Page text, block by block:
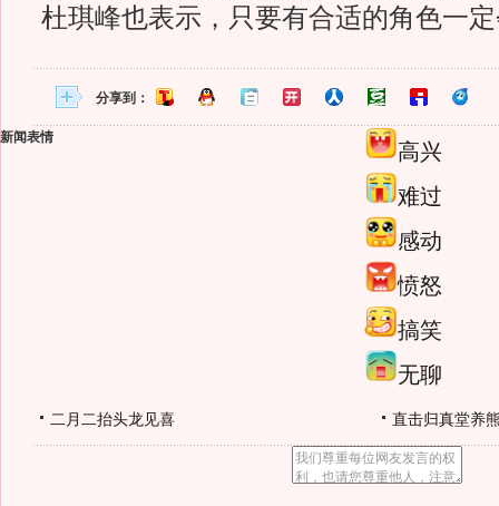
杜琪峰也表示，只要有合适的角色一
分享到：
新闻表情
高兴
难过
感动
愤怒
搞笑
无聊
二月二抬头龙见喜 直击归真堂养